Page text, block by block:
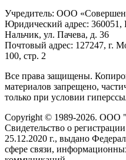
Учредитель: ООО
Юридический адрес: 360051,
Нальчик, ул. Пачева, д. 36
Почтовый адрес: 127247, г.
100, стр. 2
Все права защищены.
материалов запрещено,
только при условии
Copyright © 1989-2026. ООО
Свидетельство о
25.12.2020 г., выдано
сфере связи,